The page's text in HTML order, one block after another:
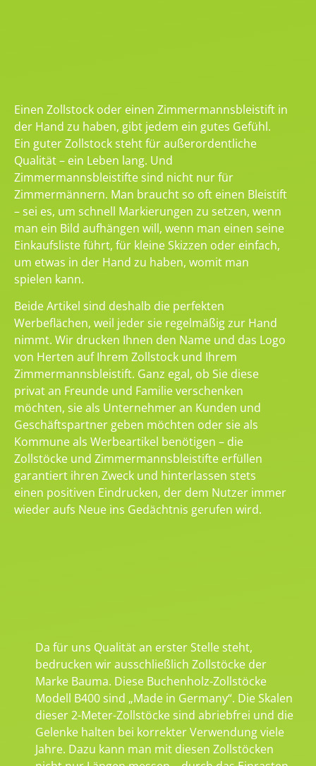
Einen Zollstock oder einen Zimmermannsbleistift in
der Hand zu haben, gibt jedem ein gutes Gefühl.
Ein guter Zollstock steht für außerordentliche
Qualität – ein Leben lang. Und
Zimmermannsbleistifte sind nicht nur für
Zimmermännern. Man braucht so oft einen Bleistift
– sei es, um schnell Markierungen zu setzen, wenn
man ein Bild aufhängen will, wenn man einen seine
Einkaufsliste führt, für kleine Skizzen oder einfach,
um etwas in der Hand zu haben, womit man
spielen kann.
Beide Artikel sind deshalb die perfekten
Werbeflächen, weil jeder sie regelmäßig zur Hand
nimmt. Wir drucken Ihnen den Name und das Logo
von Herten auf Ihrem Zollstock und Ihrem
Zimmermannsbleistift. Ganz egal, ob Sie diese
privat an Freunde und Familie verschenken
möchten, sie als Unternehmer an Kunden und
Geschäftspartner geben möchten oder sie als
Kommune als Werbeartikel benötigen – die
Zollstöcke und Zimmermannsbleistifte erfüllen
garantiert ihren Zweck und hinterlassen stets
einen positiven Eindrucken, der dem Nutzer immer
wieder aufs Neue ins Gedächtnis gerufen wird.
Da für uns Qualität an erster Stelle steht,
bedrucken wir ausschließlich Zollstöcke der
Marke Bauma. Diese Buchenholz-Zollstöcke
Modell B400 sind „Made in Germany“. Die Skalen
dieser 2-Meter-Zollstöcke sind abriebfrei und die
Gelenke halten bei korrekter Verwendung viele
Jahre. Dazu kann man mit diesen Zollstöcken